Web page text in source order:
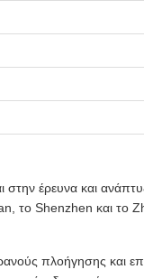
στην έρευνα και
το Shenzhen και το
πλοήγησης και